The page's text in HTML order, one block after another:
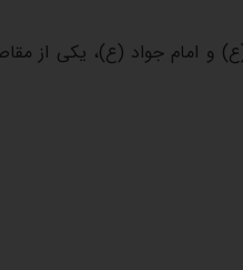
و امام جواد (ع)، یکی از